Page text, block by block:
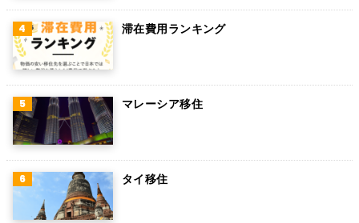
ペルー
ボリビア
カンボジア
オーストリア
ロシア
ミャンマー
アイルランド
滞在費用ランキング
マレーシア移住
タイ移住